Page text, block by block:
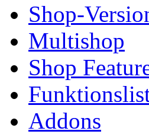
Shop-
Multishop
Shop
Addons